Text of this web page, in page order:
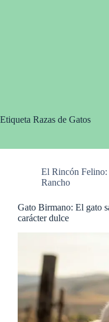
Etiqueta Razas de Gatos
El Rincón Felino:
Rancho
Gato Birmano: El gato
carácter dulce